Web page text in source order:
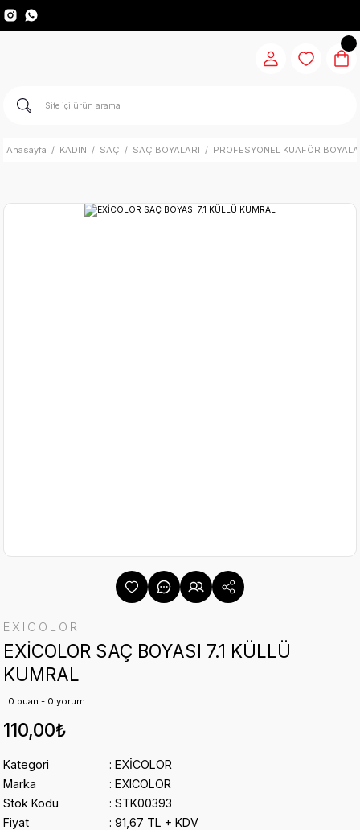
Anasayfa KADIN SAÇ SAÇ BOYALARI PROFESYONEL KUAFÖR
EXICOLOR
EXİCOLOR SAÇ BOYASI 7.1 KÜLLÜ
KUMRAL
0 puan - 0 yorum
110,00₺
Kategori
EXİCOLOR
Marka
EXICOLOR
Stok Kodu
STK00393
Fiyat
91,67 TL + KDV